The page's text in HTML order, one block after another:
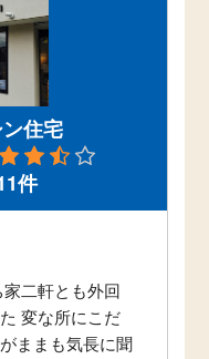
住宅
件
家二軒とも外回
変な所にこだ
ままも気長に聞